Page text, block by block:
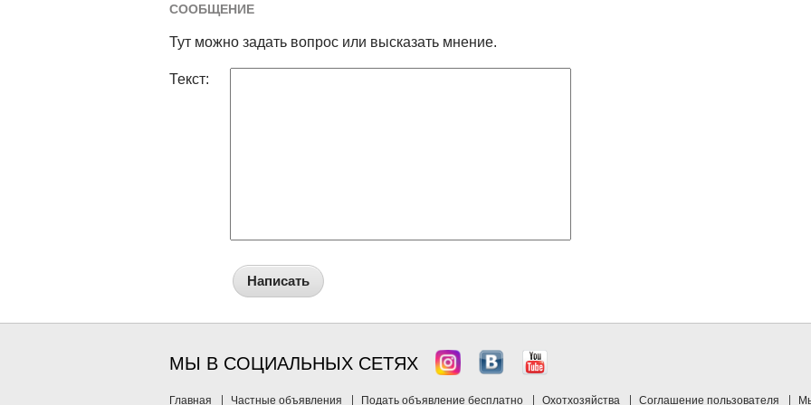
СООБЩЕНИЕ
Тут можно задать вопрос или высказать мнение.
Текст:
Написать
МЫ В СОЦИАЛЬНЫХ СЕТЯХ
Главная Частные объявления Подать объявление бесплатно Охотхозяйства Соглашение пользователя